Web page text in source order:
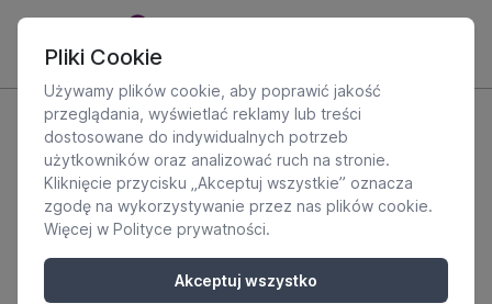
Pliki Cookie
Używamy plików cookie, aby poprawić jakość
przeglądania, wyświetlać reklamy lub treści
dostosowane do indywidualnych potrzeb
użytkowników oraz analizować ruch na stronie.
Kliknięcie przycisku „Akceptuj wszystkie” oznacza
zgodę na wykorzystywanie przez nas plików cookie.
Więcej w Polityce prywatności.
Akceptuj wszystko